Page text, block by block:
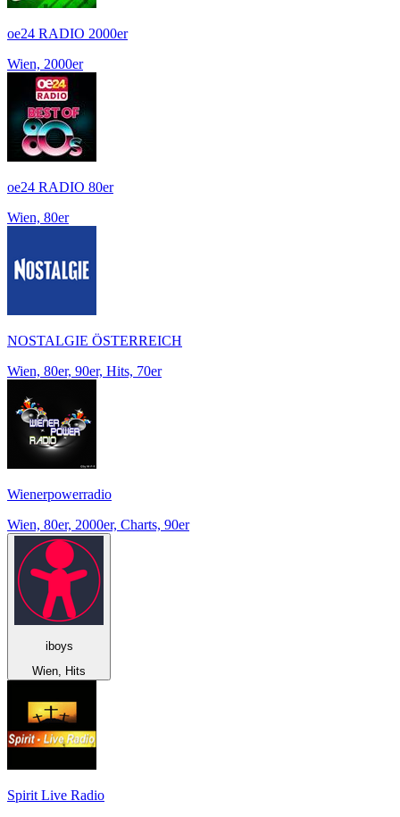
oe24 RADIO 2000er
Wien, 2000er
oe24 RADIO 80er
Wien, 80er
NOSTALGIE ÖSTERREICH
Wien, 80er, 90er, Hits, 70er
Wienerpowerradio
Wien, 80er, 2000er, Charts, 90er
iboys
Wien, Hits
Spirit Live Radio